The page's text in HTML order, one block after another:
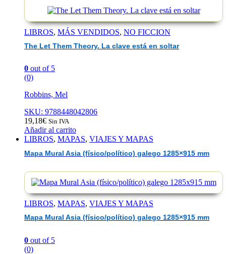
LIBROS, MÁS VENDIDOS, NO FICCION
The Let Them Theory. La clave está en soltar
0 out of 5
(0)
Robbins, Mel
SKU: 9788448042806
19,18€ Sin IVA
Añadir al carrito
LIBROS, MAPAS, VIAJES Y MAPAS
Mapa Mural Asia (físico/político) galego 1285×915 mm
LIBROS, MAPAS, VIAJES Y MAPAS
Mapa Mural Asia (físico/político) galego 1285×915 mm
0 out of 5
(0)